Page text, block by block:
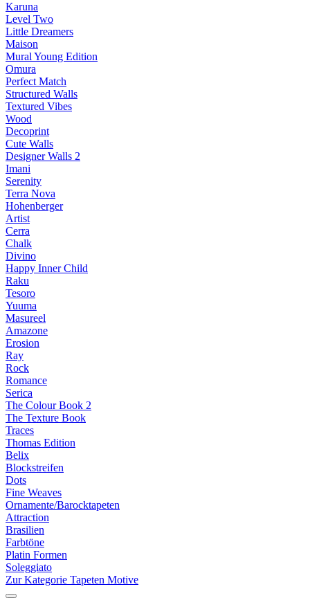
Karuna
Level Two
Little Dreamers
Maison
Mural Young Edition
Omura
Perfect Match
Structured Walls
Textured Vibes
Wood
Decoprint
Cute Walls
Designer Walls 2
Imani
Serenity
Terra Nova
Hohenberger
Artist
Cerra
Chalk
Divino
Happy Inner Child
Raku
Tesoro
Yuuma
Masureel
Amazone
Erosion
Ray
Rock
Romance
Serica
The Colour Book 2
The Texture Book
Traces
Thomas Edition
Belix
Blockstreifen
Dots
Fine Weaves
Ornamente/Barocktapeten
Attraction
Brasilien
Farbtöne
Platin Formen
Soleggiato
Zur Kategorie Tapeten Motive